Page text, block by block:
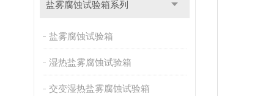
盐雾腐蚀试验箱系列
盐雾腐蚀试验箱
湿热盐雾腐蚀试验箱
交变湿热盐雾腐蚀试验箱